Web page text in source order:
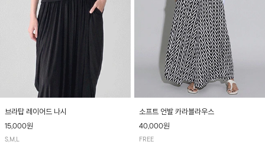
브라탑 레이어드 나시
15,000원
S,M,L
소프트 언발 카라블라우스
40,000원
FREE